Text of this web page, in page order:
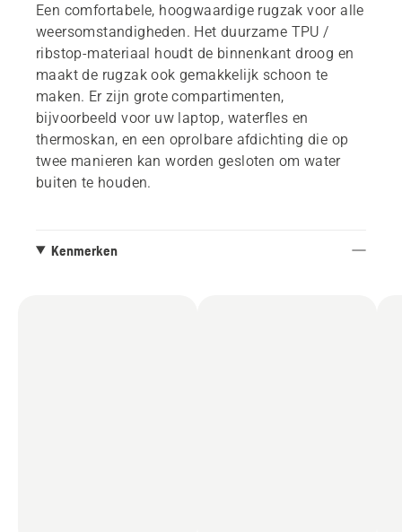
Een comfortabele, hoogwaardige rugzak voor alle
weersomstandigheden. Het duurzame TPU /
ribstop-materiaal houdt de binnenkant droog en
maakt de rugzak ook gemakkelijk schoon te
maken. Er zijn grote compartimenten,
bijvoorbeeld voor uw laptop, waterfles en
thermoskan, en een oprolbare afdichting die op
twee manieren kan worden gesloten om water
buiten te houden.
Kenmerken